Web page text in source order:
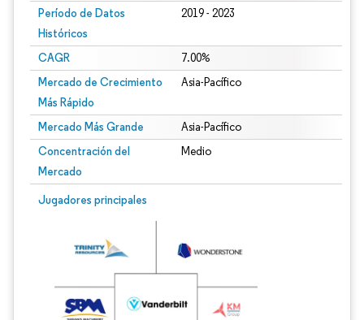
Período de Datos
Históricos
2019 - 2023
CAGR 7.00%
Mercado de Crecimiento
Más Rápido
Asia-Pacífico
Mercado Más Grande Asia-Pacífico
Concentración del
Mercado
Medio
Jugadores principales